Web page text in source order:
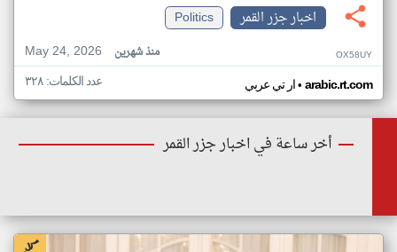
اخبار جزر القمر
Politics
May 24, 2026
منذ شهرين OX58UY
ار تي عربي• arabic.rt.com عدد الكلمات: ٣٢٨
أخر ساعة في اخبار جزر القمر